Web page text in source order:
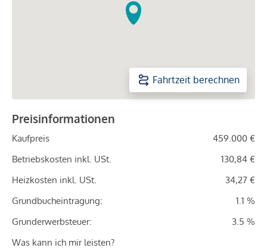
Fahrtzeit berechnen
Preisinformationen
Kaufpreis
459.000 €
Betriebskosten inkl. USt.
130,84 €
Heizkosten inkl. USt.
34,27 €
Grundbucheintragung:
1.1 %
Grunderwerbsteuer:
3.5 %
Was kann ich mir leisten?